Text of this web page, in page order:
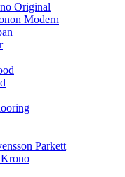
Original
Modern
Parkett